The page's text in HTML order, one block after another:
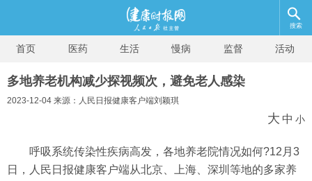
搜索
首页 医药 生活 慢病 监督 活动
多地养老机构减少探视频次，避免老人感染
2023-12-04 来源：人民日报健康客户端刘颖琪
大 中 小
呼吸系统传染性疾病高发，各地养老院情况如何?12月3
日，人民日报健康客户端从北京、上海、深圳等地的多家养